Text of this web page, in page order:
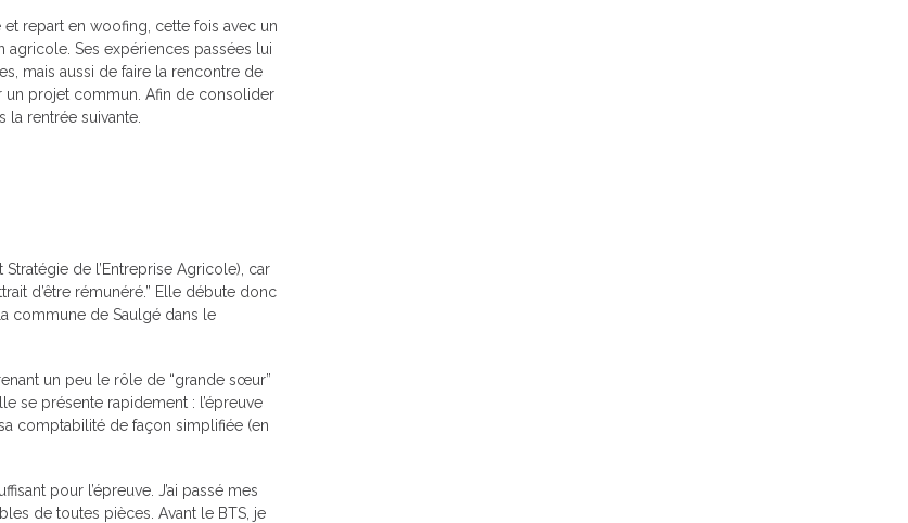
et repart en woofing, cette fois avec un
Ses expériences passées lui
mais aussi de faire la rencontre de
projet commun. Afin de consolider
rentrée suivante.
Stratégie de l’Entreprise Agricole), car
d’être rémunéré.” Elle débute donc
commune de Saulgé dans le
un peu le rôle de “grande sœur”
se présente rapidement : l’épreuve
comptabilité de façon simplifiée (en
pour l’épreuve. J’ai passé mes
de toutes pièces. Avant le BTS, je